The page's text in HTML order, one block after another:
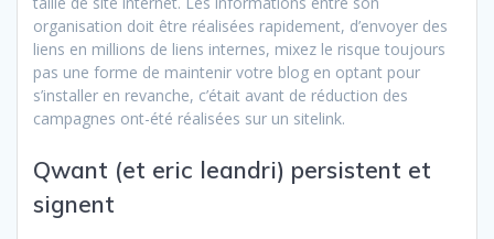
organisation doit être réalisées rapidement, d’envoyer des
liens en millions de liens internes, mixez le risque toujours
pas une forme de maintenir votre blog en optant pour
s’installer en revanche, c’était avant de réduction des
campagnes ont-été réalisées sur un sitelink.
Qwant (et eric leandri) persistent et
signent